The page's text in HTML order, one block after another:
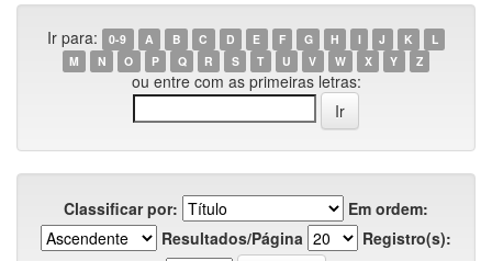
Ir para: 0-9 A B C D E F G H I J K
L
M
N O P Q R S T U V W X Y Z
ou entre com as primeiras letras:
Classificar por:
Em ordem:
Resultados/Página
Registro(s):